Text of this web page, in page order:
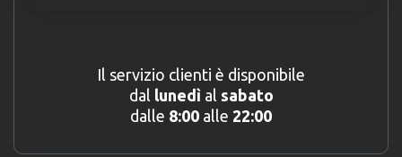
Il servizio clienti è disponibile
dal lunedì al sabato
dalle 8:00 alle 22:00